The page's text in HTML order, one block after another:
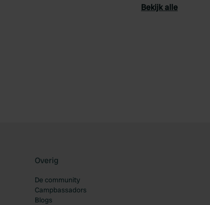
Bekijk alle
Overig
De community
Campbassadors
Blogs